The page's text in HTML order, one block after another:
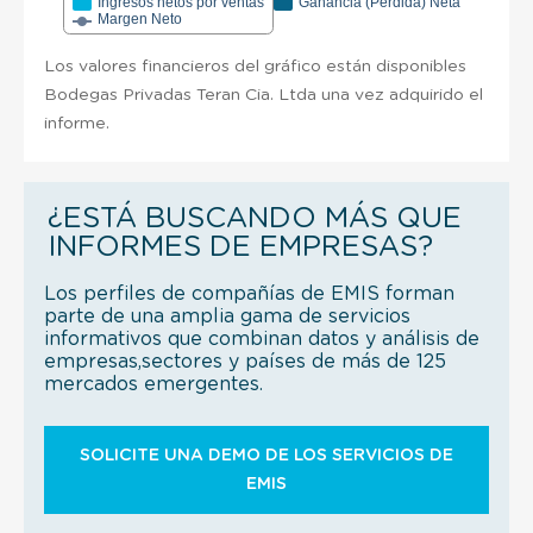
Margen Neto
Los valores financieros del gráfico están disponibles
Bodegas Privadas Teran Cia. Ltda una vez adquirido el
informe.
¿ESTÁ BUSCANDO MÁS QUE
INFORMES DE EMPRESAS?
Los perfiles de compañías de EMIS forman
parte de una amplia gama de servicios
informativos que combinan datos y análisis de
empresas,sectores y países de más de 125
mercados emergentes.
SOLICITE UNA DEMO DE LOS SERVICIOS DE
EMIS